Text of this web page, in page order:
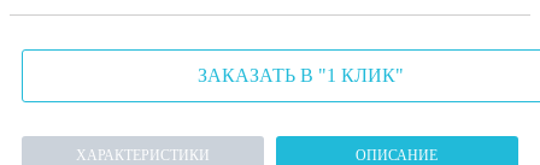
ЗАКАЗАТЬ В "1 КЛИК"
ХАРАКТЕРИСТИКИ ОПИСАНИЕ